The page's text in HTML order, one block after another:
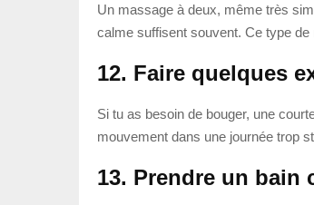
Un massage à deux, même très
calme suffisent souvent. Ce type
12. Faire quelques
Si tu as besoin de bouger, une
mouvement dans une journée trop
13. Prendre un bain